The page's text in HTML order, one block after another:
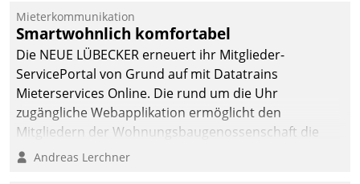
integrieren.
Mieterkommunikation
Smartwohnlich komfortabel
Die NEUE LÜBECKER erneuert ihr Mitglieder-
ServicePortal von Grund auf mit Datatrains
Mieterservices Online. Die rund um die Uhr
zugängliche Webapplikation ermöglicht den
Mitgliedern der Wohnungs­bau­genossenschaft die
Kontaktaufnahme per Smartphone, Tablet oder PC.
Andreas Lerchner